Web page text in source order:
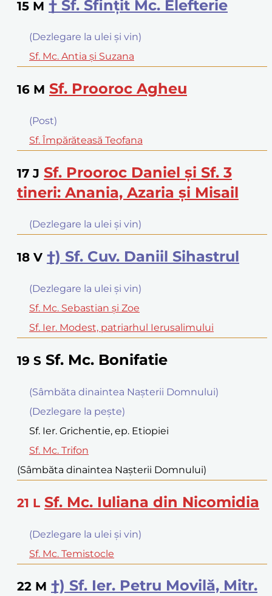
15 M † Sf. Sfinţit Mc. Elefterie
(Dezlegare la ulei şi vin)
Sf. Mc. Antia şi Suzana
16 M Sf. Prooroc Agheu
(Post)
Sf. Împărăteasă Teofana
17 J Sf. Prooroc Daniel şi Sf. 3
tineri: Anania, Azaria şi Misail
(Dezlegare la ulei şi vin)
18 V †) Sf. Cuv. Daniil Sihastrul
(Dezlegare la ulei şi vin)
Sf. Mc. Sebastian şi Zoe
Sf. Ier. Modest, patriarhul Ierusalimului
19 S Sf. Mc. Bonifatie
(Sâmbăta dinaintea Naşterii Domnului)
(Dezlegare la peşte)
Sf. Ier. Grichentie, ep. Etiopiei
Sf. Mc. Trifon
(Sâmbăta dinaintea Naşterii Domnului)
21 L Sf. Mc. Iuliana din Nicomidia
(Dezlegare la ulei şi vin)
Sf. Mc. Temistocle
22 M †) Sf. Ier. Petru Movilă, Mitr.